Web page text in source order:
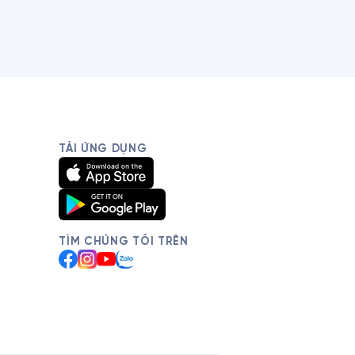
TẢI ỨNG DỤNG
TÌM CHÚNG TÔI TRÊN
Facebook
Instagram
YouTube
Zalo